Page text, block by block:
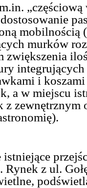
mobilnością
murków
zwiększenia
i
a w miejscu
z zewnętrznym
z ul.